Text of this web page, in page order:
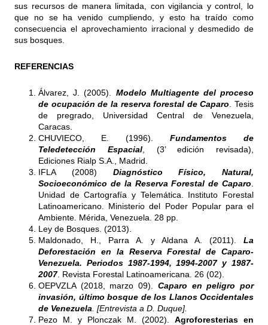
sus recursos de manera limitada, con vigilancia y control, lo
que no se ha venido cumpliendo, y esto ha traído como
consecuencia el aprovechamiento irracional y desmedido de
sus bosques.
REFERENCIAS
Álvarez, J. (2005). Modelo Multiagente del proceso
de ocupación de la reserva forestal de Caparo . Tesis
de pregrado, Universidad Central de Venezuela,
Caracas.
CHUVIECO, E. (1996). Fundamentos de
Teledetección Espacial, (3’ edición revisada),
Ediciones Rialp S.A., Madrid.
IFLA (2008) Diagnóstico Físico, Natural,
Socioeconómico de la Reserva Forestal de Caparo
Unidad de Cartografía y Telemática. Instituto Forestal
Latinoamericano. Ministerio del Poder Popular para el
Ambiente. Mérida, Venezuela. 28 pp.
Ley de Bosques. (2013).
Maldonado, H., Parra A. y Aldana A. (2011). La
Deforestación en la Reserva Forestal de Caparo-
Venezuela. Periodos 1987-1994, 1994-2007 y 1987-
2007. Revista Forestal Latinoamericana. 26 (02).
OEPVZLA(2018, marzo09). Caparo en peligro por
invasión, último bosque de los Llanos Occidentales
de Venezuela . [Entrevista a D. Duque].
Pezo M. y Plonczak M. (2002). Agroforesterias en